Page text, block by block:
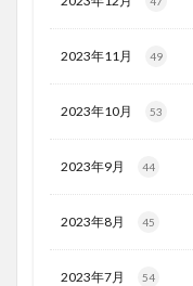
2023年11月 49
2023年10月 53
2023年9月 44
2023年8月 45
2023年7月 54